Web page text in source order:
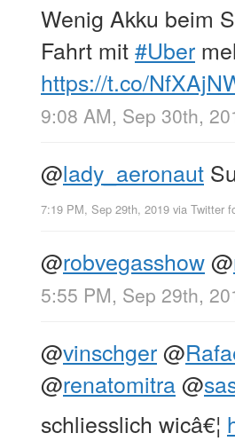
Wenig Akku beim
Fahrt mit#Uber
https://t.co/
9:08 AM, Sep 30th,
@lady_aeronaut
7:19 PM, Sep 29th, 2019 via Twitter
@robvegasshow@
5:55 PM, Sep 29th,
@vinschger@
@renatomitra@
schliesslich wicâ€¦